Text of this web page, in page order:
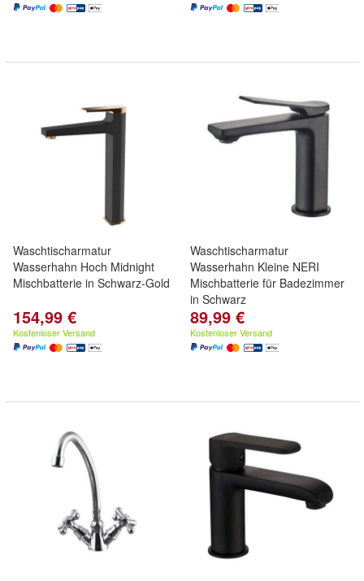
Waschtischarmatur
Wasserhahn Hoch Midnight
Mischbatterie in Schwarz-Gold
154,99 €
Kostenloser Versand
Waschtischarmatur
Wasserhahn Kleine NERI
Mischbatterie für Badezimmer
in Schwarz
89,99 €
Kostenloser Versand